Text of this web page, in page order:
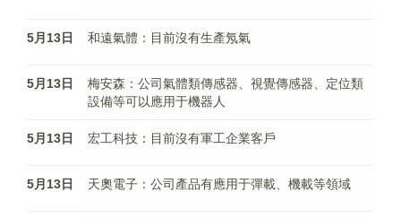
5月13日 和遠氣體：目前沒有生產氖氣
5月13日
梅安森：公司氣體類傳感器、視覺傳感器、定位類
設備等可以應用于機器人
5月13日 宏工科技：目前沒有軍工企業客戶
5月13日 天奧電子：公司產品有應用于彈載、機載等領域